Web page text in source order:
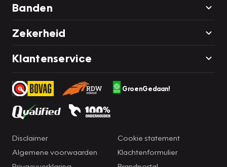
Banden
Zekerheid
Klantenservice
GroenGedaan!
Disclaimer
Algemene voorwaarden
Cookie statement
Klachtenformulier